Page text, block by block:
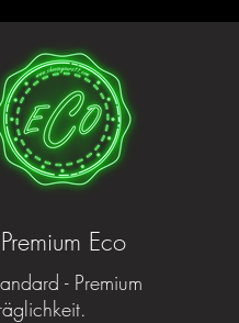
Premium Eco
- Premium